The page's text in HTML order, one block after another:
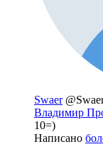
Swaer
Владимир
10=)
Написано